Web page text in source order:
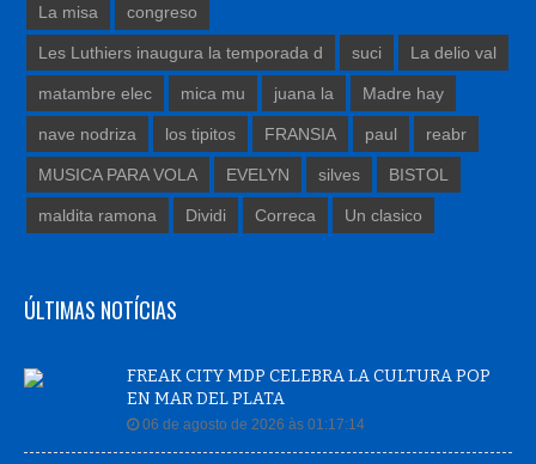
La misa congreso
Les Luthiers inaugura la temporada d suci La delio val
matambre elec mica mu juana la Madre hay
nave nodriza los tipitos FRANSIA paul reabr
MUSICA PARA VOLA EVELYN silves BISTOL
maldita ramona Dividi Correca Un clasico
ÚLTIMAS NOTÍCIAS
FREAK CITY MDP CELEBRA LA CULTURA POP
EN MAR DEL PLATA
06 de agosto de 2026 às 01:17:14